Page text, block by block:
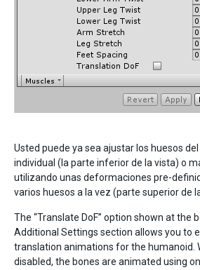
Usted puede ya sea ajustar los huesos
individual (la parte inferior de la vista) o
utilizando unas deformaciones pre-
varios huesos a la vez (parte superior de
The “Translate DoF” option shown at the
Additional Settings section allows you to
translation animations for the humanoid.
disabled, the bones are animated using